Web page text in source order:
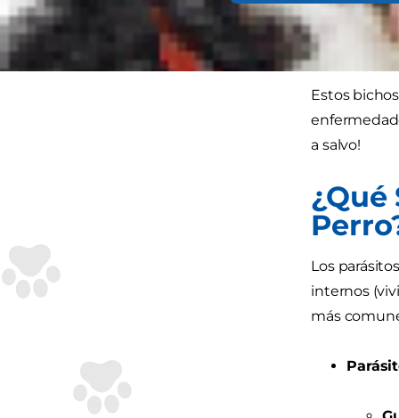
acechando
parásitos en
Estos
a salvo!
¿Qué
Los
internos
más